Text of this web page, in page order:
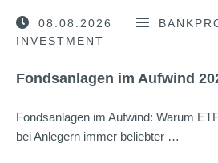
08.08.2026
INVESTMENT
Fondsanlagen im Aufwind
Fondsanlagen im Aufwind: Warum
bei Anlegern immer beliebter …